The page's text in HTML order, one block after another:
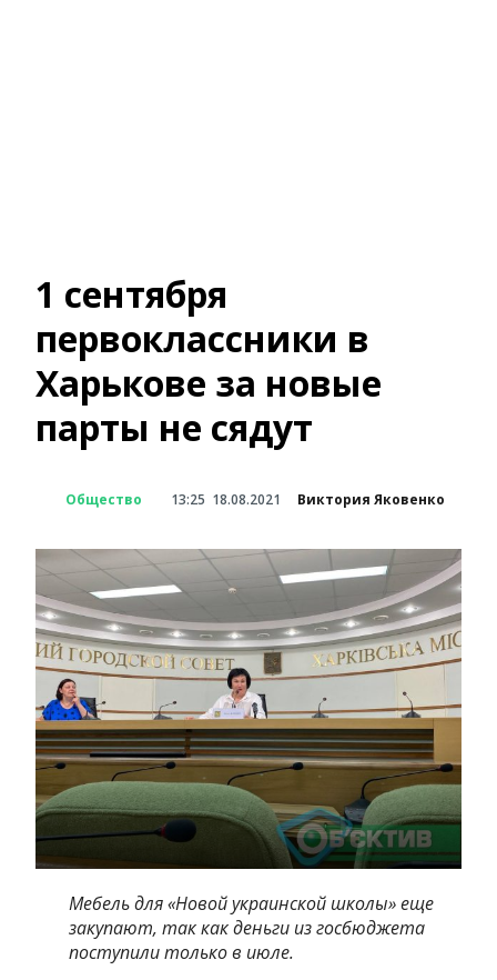
1 сентября
первоклассники в
Харькове за новые
парты не сядут
Общество 13:25 18.08.2021 Виктория Яковенко
Мебель для «Новой украинской школы» еще
закупают, так как деньги из госбюджета
поступили только в июле.